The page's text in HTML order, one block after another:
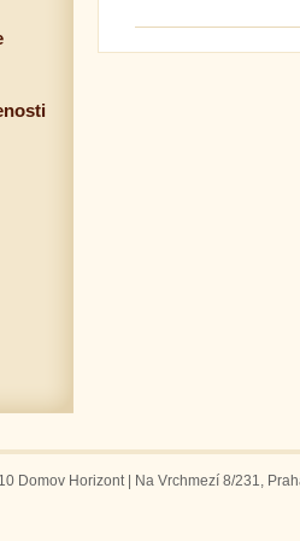
Domov Horizont | Na Vrchmezí 8/231,